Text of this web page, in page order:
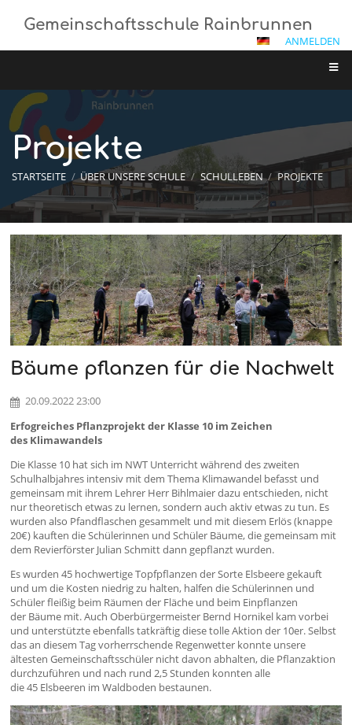
Gemeinschaftsschule Rainbrunnen
ANMELDEN
Projekte
STARTSEITE / ÜBER UNSERE SCHULE / SCHULLEBEN / PROJEKTE
Projekte
Bäume pflanzen für die Nachwelt
20.09.2022 23:00
Erfogreiches Pflanzprojekt der Klasse 10 im Zeichen
des Klimawandels
Die Klasse 10 hat sich im NWT Unterricht während des zweiten
Schulhalbjahres intensiv mit dem Thema Klimawandel befasst und
gemeinsam mit ihrem Lehrer Herr Bihlmaier dazu entschieden, nicht
nur theoretisch etwas zu lernen, sondern auch aktiv etwas zu tun. Es
wurden also Pfandflaschen gesammelt und mit diesem Erlös (knappe
20€) kauften die Schülerinnen und Schüler Bäume, die gemeinsam mit
dem Revierförster Julian Schmitt dann gepflanzt wurden.
Es wurden 45 hochwertige Topfpflanzen der Sorte Elsbeere gekauft
und um die Kosten niedrig zu halten, halfen die Schülerinnen und
Schüler fleißig beim Räumen der Fläche und beim Einpflanzen
der Bäume mit. Auch Oberbürgermeister Bernd Hornikel kam vorbei
und unterstützte ebenfalls tatkräftig diese tolle Aktion der 10er. Selbst
das an diesem Tag vorherrschende Regenwetter konnte unsere
ältesten Gemeinschaftsschüler nicht davon abhalten, die Pflanzaktion
durchzuführen und nach rund 2,5 Stunden konnten alle
die 45 Elsbeeren im Waldboden bestaunen.